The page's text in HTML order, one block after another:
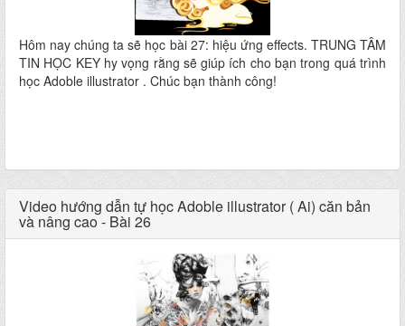
Hôm nay chúng ta sẽ học bài 27: hiệu ứng effects. TRUNG TÂM
TIN HỌC KEY hy vọng rằng sẽ giúp ích cho bạn trong quá trình
học Adoble illustrator . Chúc bạn thành công!
Video hướng dẫn tự học Adoble illustrator ( Ai) căn bản
và nâng cao - Bài 26